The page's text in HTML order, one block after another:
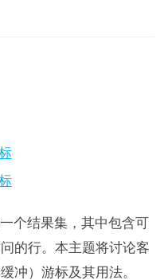
个结果集，其中包含可
的行。本主题将讨论客
冲）游标及其用法。